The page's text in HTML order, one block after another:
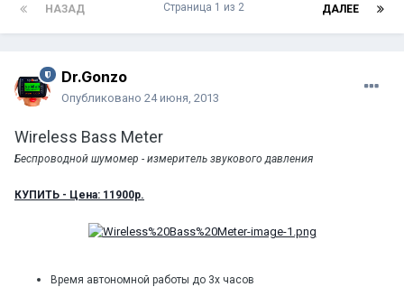
НАЗАД ДАЛЕЕ
Страница 1 из 2
Dr.Gonzo
Опубликовано 24 июня, 2013
Wireless Bass Meter
Беспроводной шумомер - измеритель звукового давления
КУПИТЬ - Цена: 11900р.
Время автономной работы до 3х часов